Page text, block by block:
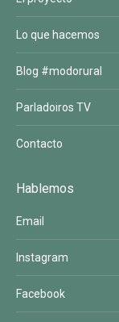
Lo que hacemos
Blog #modorural
Parladoiros TV
Contacto
Hablemos
Email
Instagram
Facebook